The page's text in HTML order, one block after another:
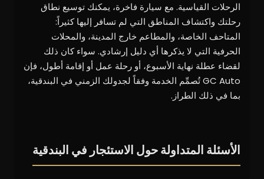
الرحلات القياسية. مع سيارة فاخرة، يمكنك توسيع نطاق
رحلتك واكتشاف المناطق التي لم تسافر إليها كثيراً:
المتاحف الخاصة، والمطاعم خارج المدينة، والمحلات
الحرفية التي لا يذكرها أي دليل إرشادي. سواء كان ذلك
لقضاء عطلة نهاية الأسبوع، أو رحلة عمل أو إقامة أطول، فإن
GC Auto تُصمِّم الخدمة وفقاً لجدولك الزمني في البندقية،
بما في ذلك الطراز.
الأسئلة المتداولة حول الاستئجار في البندقية